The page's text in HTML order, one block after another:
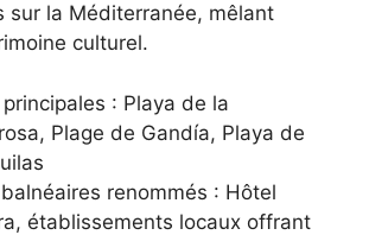
sur la Méditerranée, mêlant
culturel.
: Playa de la
Plage de Gandía, Playa de
renommés : Hôtel
établissements locaux offrant